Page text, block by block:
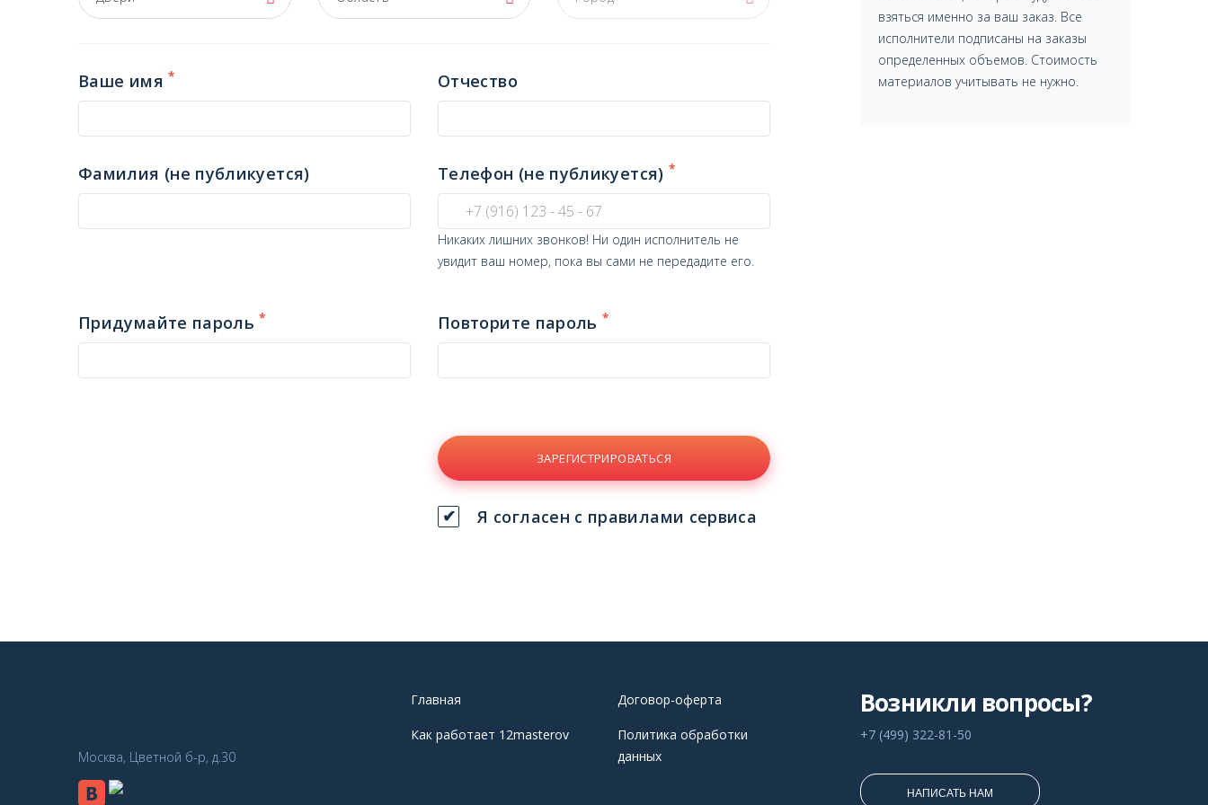
Ваше имя* Отчество
Фамилия (не публикуется) Телефон (не публикуется) *
Никаких лишних звонков! Ни один исполнитель не
увидит ваш номер, пока вы сами не передадите его.
Придумайте пароль* Повторите пароль*
ЗАРЕГИСТРИРОВАТЬСЯ
Я согласен с правилами сервиса
взяться именно за ваш заказ. Все
исполнители подписаны на заказы
определенных объемов. Стоимость
материалов учитывать не нужно.
Москва, Цветной б-р, д.30
Главная Договор-оферта
Как работает 12masterov
Политика обработки
данных
Возникли вопросы?
+7 (499) 322-81-50
НАПИСАТЬ НАМ